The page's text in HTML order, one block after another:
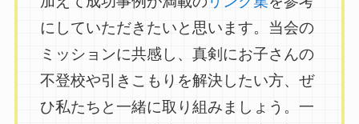
にしていただきたいと思います。当会の
ミッションに共感し、真剣にお子さんの
不登校や引きこもりを解決したい方、ぜ
ひ私たちと一緒に取り組みましょう。一